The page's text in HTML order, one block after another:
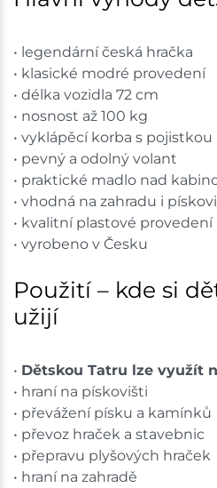
• legendární česká hračka
• klasické modré provedení
• délka vozidla 72 cm
• nosnost až 100 kg
• vyklápěcí korba s pojistkou
• pevný a odolný volant
• praktické madlo nad
• vhodná na zahradu i
• kvalitní plastové provedení
• vyrobeno v Česku
Použití – kde si
užijí
• Dětskou Tatru lze využít
• hraní na pískovišti
• převážení písku a kamínků
• převoz hraček a stavebnic
• přepravu plyšových hraček
• hraní na zahradě